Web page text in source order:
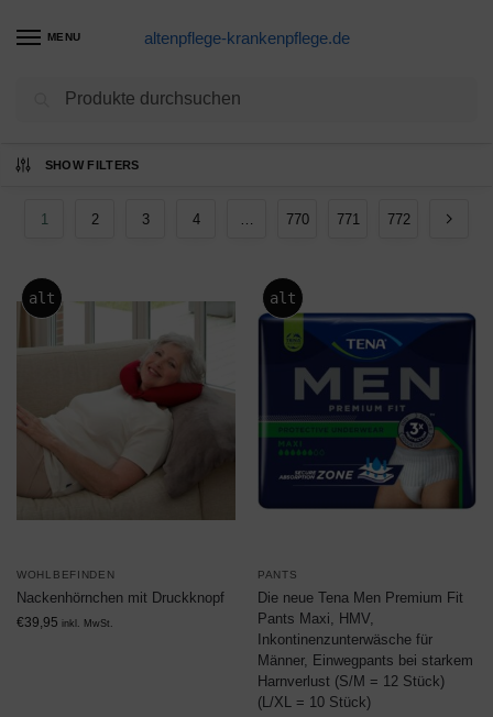
MENU altenpflege-krankenpflege.de
SHOW FILTERS
angezeigt
1 2 3 4 … 770 771 772
alt
WOHLBEFINDEN
Nackenhörnchen mit Druckknopf
€39,95 inkl. MwSt.
alt
PANTS
Die neue Tena Men Premium Fit
Pants Maxi, HMV,
Inkontinenzunterwäsche für
Männer, Einwegpants bei starkem
Harnverlust (S/M = 12 Stück)
(L/XL = 10 Stück)